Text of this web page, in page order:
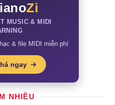
Zi
MUSIC & MIDI
& file MIDI miễn phí
ngay
NHIỀU